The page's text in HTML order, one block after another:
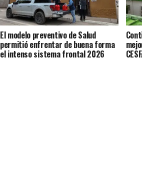
El modelo preventivo de Salud
permitió enfrentar de buena forma
el intenso sistema frontal 2026